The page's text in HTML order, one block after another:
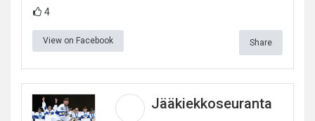
4
View on Facebook Share
Jääkiekkoseuranta